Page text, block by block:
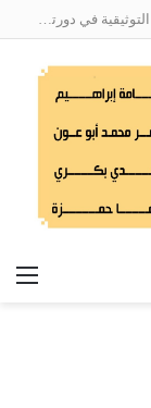
أحمد موسى قريعي يفوز بجائزة دينق قوج للكتابة التوثيقية في دورتها الأولى